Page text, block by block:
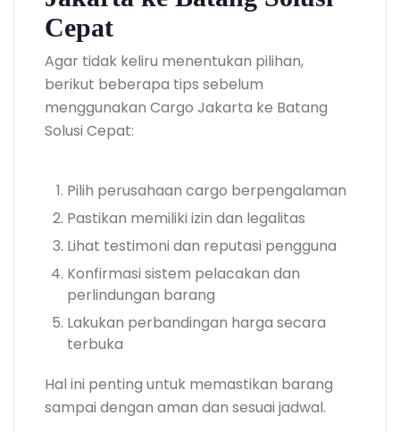
Cepat
Agar tidak keliru menentukan pilihan,
berikut beberapa tips sebelum
menggunakan Cargo Jakarta ke Batang
Solusi Cepat:
Pilih perusahaan cargo berpengalaman
Pastikan memiliki izin dan legalitas
Lihat testimoni dan reputasi pengguna
Konfirmasi sistem pelacakan dan
perlindungan barang
Lakukan perbandingan harga secara
terbuka
Hal ini penting untuk memastikan barang
sampai dengan aman dan sesuai jadwal.